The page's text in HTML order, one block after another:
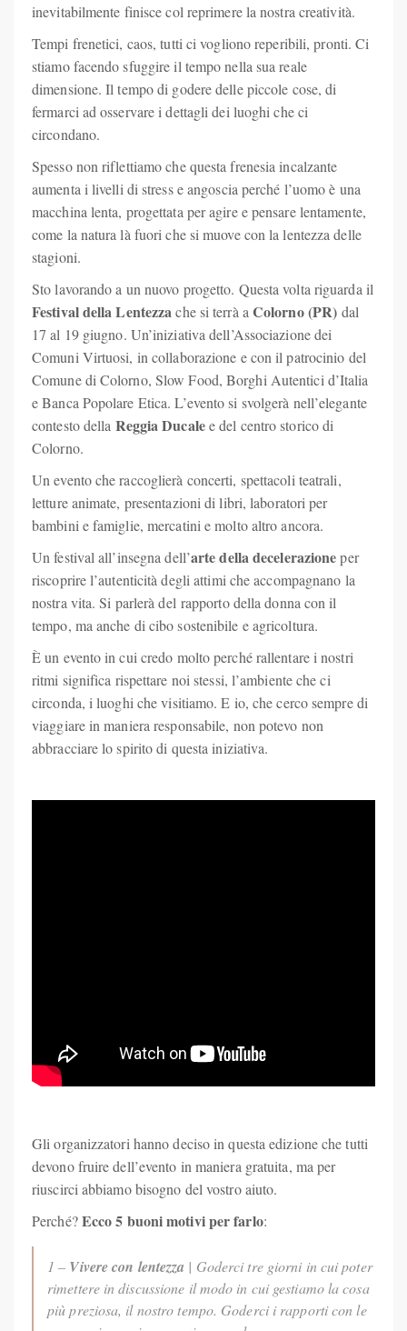
inevitabilmente finisce col reprimere la nostra creatività.
Tempi frenetici, caos, tutti ci vogliono reperibili, pronti. Ci
stiamo facendo sfuggire il tempo nella sua reale
dimensione. Il tempo di godere delle piccole cose, di
fermarci ad osservare i dettagli dei luoghi che ci
circondano.
Spesso non riflettiamo che questa frenesia incalzante
aumenta i livelli di stress e angoscia perché l’uomo è una
macchina lenta, progettata per agire e pensare lentamente,
come la natura là fuori che si muove con la lentezza delle
stagioni.
Sto lavorando a un nuovo progetto. Questa volta riguarda il
Festival della Lentezzache si terrà a Colorno (PR) dal
17 al 19 giugno. Un’iniziativa dell’Associazione dei
Comuni Virtuosi, in collaborazione e con il patrocinio del
Comune di Colorno, Slow Food, Borghi Autentici d’Italia
e Banca Popolare Etica. L’evento si svolgerà nell’elegante
contesto della Reggia Ducalee del centro storico di
Colorno.
Un evento che raccoglierà concerti, spettacoli teatrali,
letture animate, presentazioni di libri, laboratori per
bambini e famiglie, mercatini e molto altro ancora.
Un festival all’insegna dell’arte della decelerazioneper
riscoprire l’autenticità degli attimi che accompagnano la
nostra vita. Si parlerà del rapporto della donna con il
tempo, ma anche di cibo sostenibile e agricoltura.
È un evento in cui credo molto perché rallentare i nostri
ritmi significa rispettare noi stessi, l’ambiente che ci
circonda, i luoghi che visitiamo. E io, che cerco sempre di
viaggiare in maniera responsabile, non potevo non
abbracciare lo spirito di questa iniziativa.
Gli organizzatori hanno deciso in questa edizione che tutti
devono fruire dell’evento in maniera gratuita, ma per
riuscirci abbiamo bisogno del vostro aiuto.
Perché?Ecco 5 buoni motivi per farlo:
1 – Vivere con lentezza | Goderci tre giorni in cui poter
rimettere in discussione il modo in cui gestiamo la cosa
più preziosa, il nostro tempo. Goderci i rapporti con le